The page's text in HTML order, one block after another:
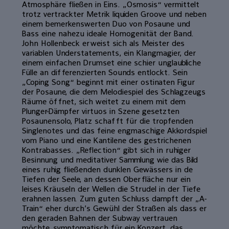
Atmosphäre fließen in Eins. „Osmosis“ vermittelt
trotz vertrackter Metrik liquiden Groove und neben
einem bemerkenswerten Duo von Posaune und
Bass eine nahezu ideale Homogenität der Band.
John Hollenbeck erweist sich als Meister des
variablen Understatements, ein Klangmagier, der
einem einfachen Drumset eine schier unglaubliche
Fülle an differenzierten Sounds entlockt. Sein
„Coping Song“ beginnt mit einer ostinaten Figur
der Posaune, die dem Melodiespiel des Schlagzeugs
Räume öffnet, sich weitet zu einem mit dem
Plunger-Dämpfer virtuos in Szene gesetzten
Posaunensolo, Platz schafft für die tropfenden
Singlenotes und das feine engmaschige Akkordspiel
vom Piano und eine Kantilene des gestrichenen
Kontrabasses. „Reflection“ gibt sich in ruhiger
Besinnung und meditativer Sammlung wie das Bild
eines ruhig fließenden dunklen Gewässers in de
Tiefen der Seele, an dessen Oberfläche nur ein
leises Kräuseln der Wellen die Strudel in der Tiefe
erahnen lassen. Zum guten Schluss dampft der „A-
Train“ eher durch’s Gewühl der Straßen als dass er
den geraden Bahnen der Subway vertrauen